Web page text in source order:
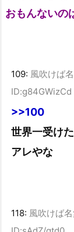
おもんないの
109: 風吹けば
ID:g84GWizCd
>>100
世界一受け
アレやな
118: 風吹けば